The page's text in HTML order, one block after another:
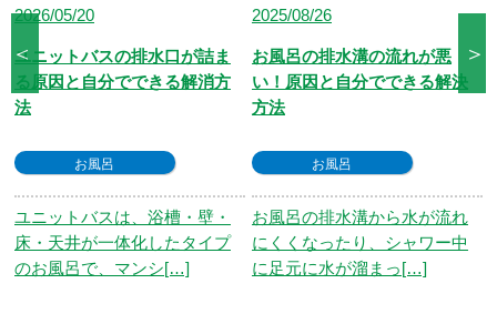
2026/05/20
ユニットバスの排水口が詰ま
る原因と自分でできる解消方
法
お風呂
ユニットバスは、浴槽・壁・
床・天井が一体化したタイプ
のお風呂で、マンシ[…]
2025/08/26
お風呂の排水溝の流れが悪
い！原因と自分でできる解決
方法
お風呂
お風呂の排水溝から水が流れ
にくくなったり、シャワー中
に足元に水が溜まっ[…]
＜ ＞